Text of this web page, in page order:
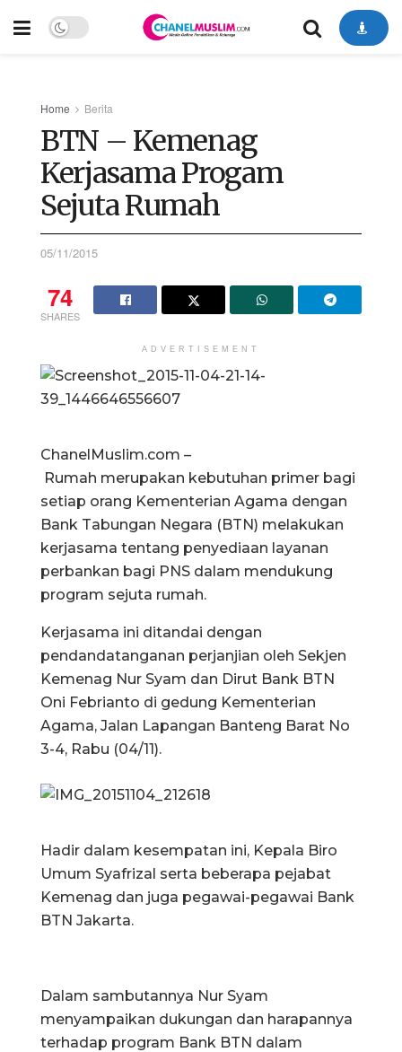
Home Berita
BTN – Kemenag
Kerjasama Progam
Sejuta Rumah
05/11/2015
74
SHARES
ADVERTISEMENT
ChanelMuslim.com –
Rumah merupakan kebutuhan primer bagi
setiap orang Kementerian Agama dengan
Bank Tabungan Negara (BTN) melakukan
kerjasama tentang penyediaan layanan
perbankan bagi PNS dalam mendukung
program sejuta rumah.
Kerjasama ini ditandai dengan
pendandatanganan perjanjian oleh Sekjen
Kemenag Nur Syam dan Dirut Bank BTN
Oni Febrianto di gedung Kementerian
Agama, Jalan Lapangan Banteng Barat No
3-4, Rabu (04/11).
Hadir dalam kesempatan ini, Kepala Biro
Umum Syafrizal serta beberapa pejabat
Kemenag dan juga pegawai-pegawai Bank
BTN Jakarta.
Dalam sambutannya Nur Syam
menyampaikan dukungan dan harapannya
terhadap program Bank BTN dalam